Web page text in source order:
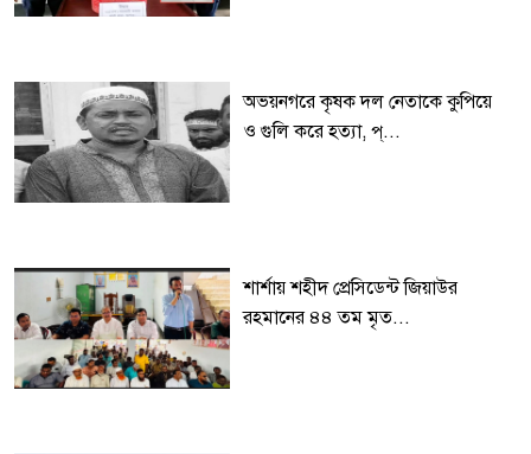
অভয়নগরে কৃষক দল নেতাকে কুপিয়ে
ও গুলি করে হত্যা, প্...
শার্শায় শহীদ প্রেসিডেন্ট জিয়াউর
রহমানের ৪৪ তম মৃত...